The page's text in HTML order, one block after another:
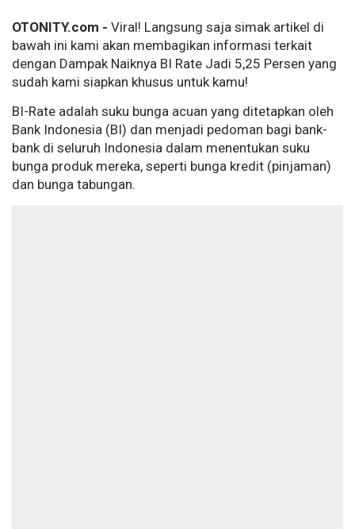
OTONITY.com - Viral! Langsung saja simak artikel di
bawah ini kami akan membagikan informasi terkait
dengan Dampak Naiknya BI Rate Jadi 5,25 Persen yang
sudah kami siapkan khusus untuk kamu!
BI-Rate adalah suku bunga acuan yang ditetapkan oleh
Bank Indonesia (BI) dan menjadi pedoman bagi bank-
bank di seluruh Indonesia dalam menentukan suku
bunga produk mereka, seperti bunga kredit (pinjaman)
dan bunga tabungan.